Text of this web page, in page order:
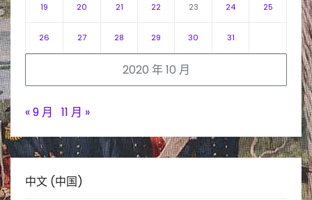
2020 年 10 月
19 20 21 22 23 24 25
26 27 28 29 30 31
« 9 月 11 月 »
中文 (中国)